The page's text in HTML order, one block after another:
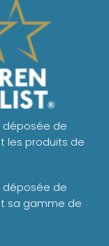
déposée de
les produits de
déposée de
sa gamme de